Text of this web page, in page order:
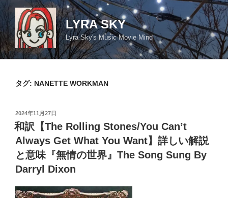
コ
ン
テ
ン
ツ
LYRA SKY
Lyra Sky's Music Movie Mind
タグ: NANETTE WORKMAN
投
稿
日:
2024年11月27日
和訳【The Rolling Stones/You Can’t
Always Get What You Want】詳しい解説
と意味『無情の世界』The Song Sung By
Darryl Dixon